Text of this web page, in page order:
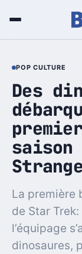
POP CULTURE
Des
La première
de Star
l’équipage
dinosaures,